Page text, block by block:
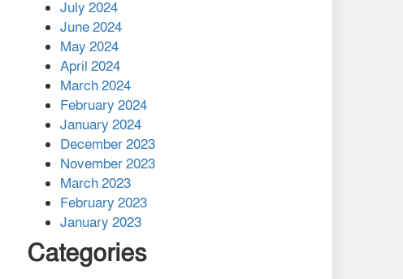
July 2024
June 2024
May 2024
April 2024
March 2024
February 2024
January 2024
December 2023
November 2023
March 2023
February 2023
January 2023
Categories